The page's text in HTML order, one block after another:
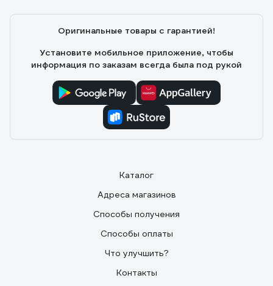
Оригинальные товары с гарантией!
Установите мобильное приложение, чтобы
информация по заказам всегда была под рукой
Каталог
Адреса магазинов
Способы получения
Способы оплаты
Что улучшить?
Контакты